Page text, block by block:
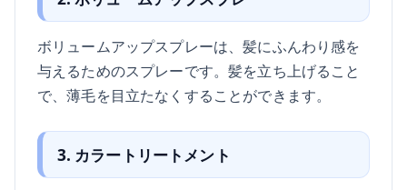
ボリュームアップスプレーは、髪にふんわり感を
与えるためのスプレーです。髪を立ち上げること
で、薄毛を目立たなくすることができます。
3. カラートリートメント